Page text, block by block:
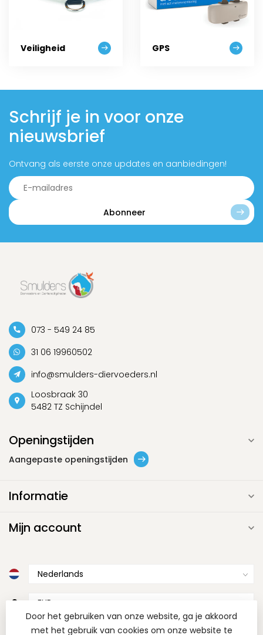
Veiligheid GPS
Schrijf je in voor onze
nieuwsbrief
Ontvang als eerste onze updates en aanbiedingen!
Abonneer
073 - 549 24 85
31 06 19960502
info@smulders-diervoeders.nl
Loosbraak 30
5482 TZ Schijndel
Openingstijden
Aangepaste openingstijden
Informatie
Mijn account
€
Door het gebruiken van onze website, ga je akkoord
met het gebruik van cookies om onze website te